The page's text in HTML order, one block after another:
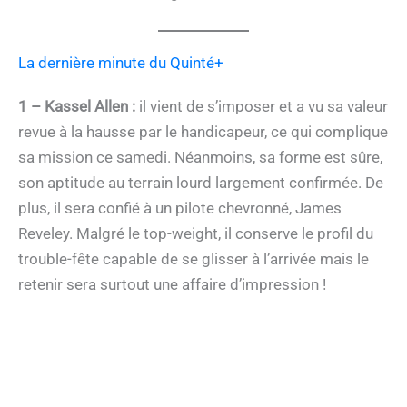
La dernière minute du Quinté+
1 – Kassel Allen : il vient de s’imposer et a vu sa valeur
revue à la hausse par le handicapeur, ce qui complique
sa mission ce samedi. Néanmoins, sa forme est sûre,
son aptitude au terrain lourd largement confirmée. De
plus, il sera confié à un pilote chevronné, James
Reveley. Malgré le top-weight, il conserve le profil du
trouble-fête capable de se glisser à l’arrivée mais le
retenir sera surtout une affaire d’impression !